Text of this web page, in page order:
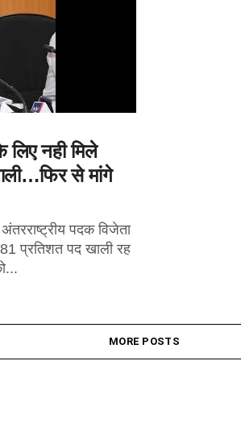
लिए नही मिले
से मांगे
पदक विजेता
प्रतिशत पद खाली रह
MORE POSTS